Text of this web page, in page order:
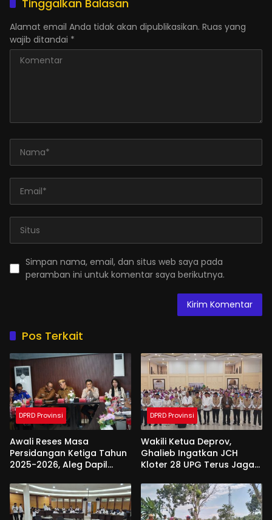
Tinggalkan Balasan
Alamat email Anda tidak akan dipublikasikan. Ruas yang
wajib ditandai *
Simpan nama, email, dan situs web saya pada
peramban ini untuk komentar saya berikutnya.
Pos Terkait
DPRD Provinsi
Awali Reses Masa
Persidangan Ketiga Tahun
2025-2026, Aleg Dapil
Apresiasi Dari Pemda
DPRD Provinsi
Wakili Ketua Deprov,
Ghalieb Ingatkan JCH
Kloter 28 UPG Terus Jaga
Tanah Suci